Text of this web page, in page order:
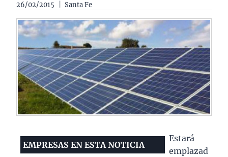
26/02/2015 Santa Fe
EMPRESAS EN ESTA NOTICIA
Estará
emplazad